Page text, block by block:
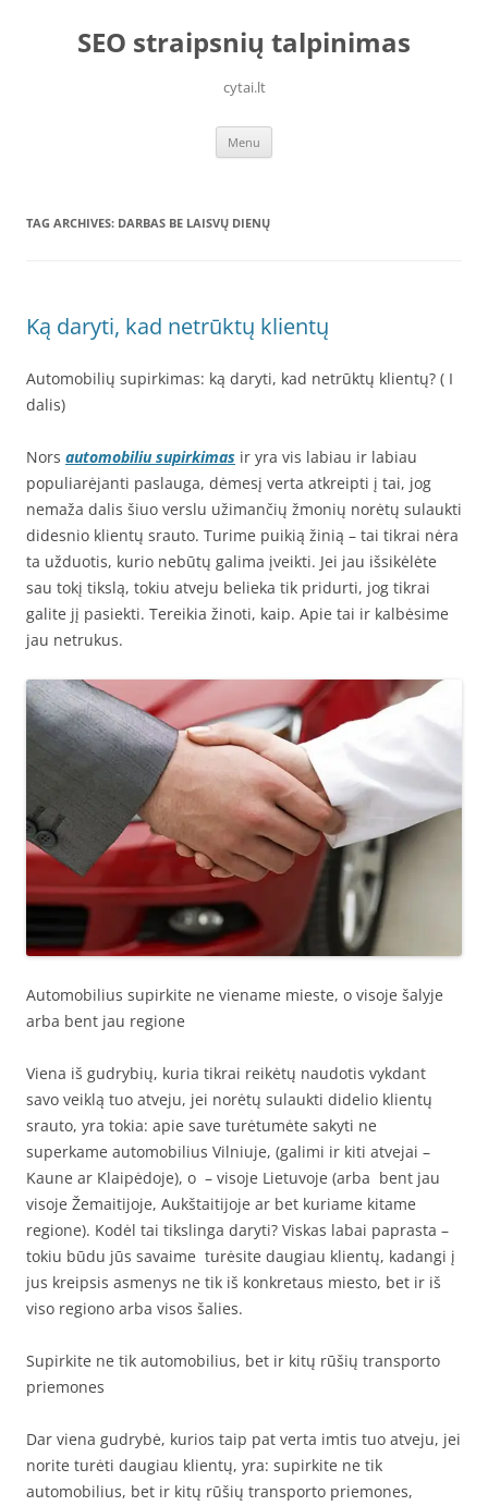
contentSEO straipsnių talpinimas
cytai.lt
Menu
TAG ARCHIVES: DARBAS BE LAISVŲ DIENŲ
Ką daryti, kad netrūktų klientų
Automobilių supirkimas: ką daryti, kad netrūktų klientų? ( I
dalis)
Nors automobiliu supirkimas ir yra vis labiau ir labiau
populiarėjanti paslauga, dėmesį verta atkreipti į tai, jog
nemaža dalis šiuo verslu užimančių žmonių norėtų sulaukti
didesnio klientų srauto. Turime puikią žinią – tai tikrai nėra
ta užduotis, kurio nebūtų galima įveikti. Jei jau išsikėlėte
sau tokį tikslą, tokiu atveju belieka tik pridurti, jog tikrai
galite jį pasiekti. Tereikia žinoti, kaip. Apie tai ir kalbėsime
jau netrukus.
Automobilius supirkite ne viename mieste, o visoje šalyje
arba bent jau regione
Viena iš gudrybių, kuria tikrai reikėtų naudotis vykdant
savo veiklą tuo atveju, jei norėtų sulaukti didelio klientų
srauto, yra tokia: apie save turėtumėte sakyti ne
superkame automobilius Vilniuje, (galimi ir kiti atvejai –
Kaune ar Klaipėdoje), o – visoje Lietuvoje (arba bent jau
visoje Žemaitijoje, Aukštaitijoje ar bet kuriame kitame
regione). Kodėl tai tikslinga daryti? Viskas labai paprasta –
tokiu būdu jūs savaime turėsite daugiau klientų, kadangi į
jus kreipsis asmenys ne tik iš konkretaus miesto, bet ir iš
viso regiono arba visos šalies.
Supirkite ne tik automobilius, bet ir kitų rūšių transporto
priemones
Dar viena gudrybė, kurios taip pat verta imtis tuo atveju, jei
norite turėti daugiau klientų, yra: supirkite ne tik
automobilius, bet ir kitų rūšių transporto priemones,